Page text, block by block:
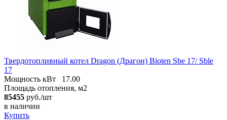
Твердотопливный котел Dragon (Драгон) Bioten Sbe 17/ Sble
17
Мощность кВт
17.00
Площадь отопления, м2
85455 руб./шт
в наличии
Купить